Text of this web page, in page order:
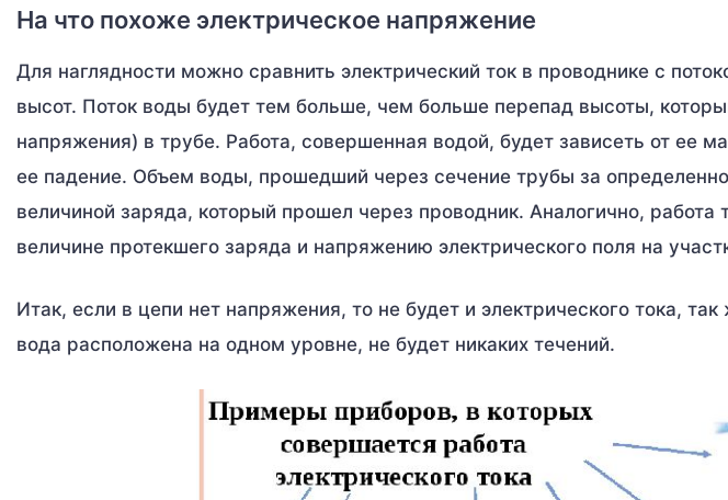
На что похоже электрическое напряжение
Для наглядности можно сравнить электрический ток в проводнике с
высот. Поток воды будет тем больше, чем больше перепад высоты,
напряжения) в трубе. Работа, совершенная водой, будет зависеть от ее
ее падение. Объем воды, прошедший через сечение трубы за
величиной заряда, который прошел через проводник. Аналогично, работа
величине протекшего заряда и напряжению электрического поля на
Итак, если в цепи нет напряжения, то не будет и электрического тока,
вода расположена на одном уровне, не будет никаких течений.